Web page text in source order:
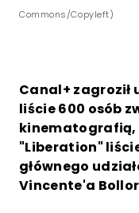
Commons/Copyleft)
Canal+ zagroził
liście 600 osób
kinematografią,
"Liberation"
głównego
Vincente'a